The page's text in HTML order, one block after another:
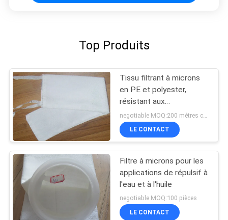
Top Produits
Tissu filtrant à microns
en PE et polyester,
résistant aux
températures élevées et
ayant d'excellentes
propriétés antiacides et
LE CONTACT
Filtre à microns pour les
applications de répulsif à
l'eau et à l'huile
negotiable MOQ:100 pièces
LE CONTACT